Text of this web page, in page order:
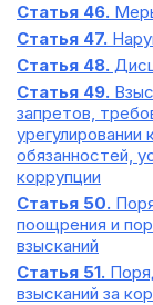
Статья 46.
Статья 47.
Статья 48.
Статья 49.
запретов,
урегулировании
обязанностей,
коррупции
Статья 50.
поощрения и
взысканий
Статья 51.
взысканий за